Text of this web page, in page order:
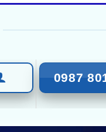
0987